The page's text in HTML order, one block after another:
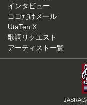
インタビュー
ココだけメール
UtaTen X
歌詞リクエスト
アーティスト一覧
JASRAC